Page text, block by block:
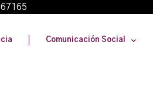
Comunicación Social